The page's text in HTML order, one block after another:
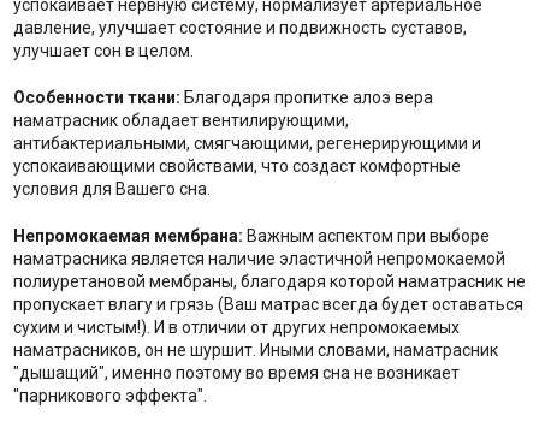
успокаивает нервную систему, нормализует артериальное
давление, улучшает состояние и подвижность суставов,
улучшает сон в целом.
Особенности ткани: Благодаря пропитке алоэ вера
наматрасник обладает вентилирующими,
антибактериальными, смягчающими, регенерирующими и
успокаивающими свойствами, что создаст комфортные
условия для Вашего сна.
Непромокаемая мембрана: Важным аспектом при выборе
наматрасника является наличие эластичной непромокаемой
полиуретановой мембраны, благодаря которой наматрасник не
пропускает влагу и грязь (Ваш матрас всегда будет оставаться
сухим и чистым!). И в отличии от других непромокаемых
наматрасников, он не шуршит. Иными словами, наматрасник
"дышащий", именно поэтому во время сна не возникает
"парникового эффекта".